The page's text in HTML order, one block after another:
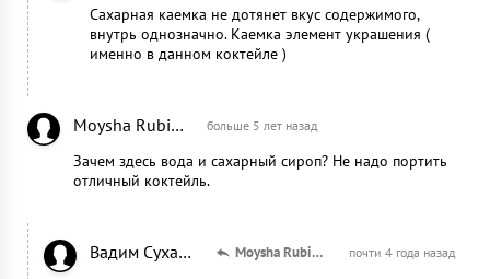
Сахарная каемка не дотянет вкус содержимого,
внутрь однозначно. Каемка элемент украшения (
именно в данном коктейле )
Moysha Rubinshteyn больше 5 лет назад
Зачем здесь вода и сахарный сироп? Не надо портить
отличный коктейль.
Вадим Сухарев Moysha Rubinshteyn почти 4 года назад